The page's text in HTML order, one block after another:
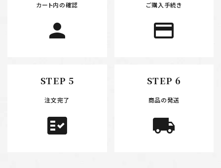
カート内の確認
person
ご購入手続き
payment
STEP 5
注文完了
fact_check
STEP 6
商品の発送
local_shipping